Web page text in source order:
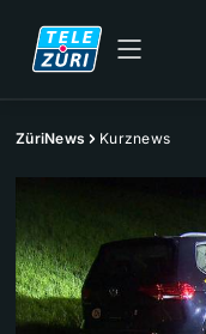
ZüriNews Kurznews